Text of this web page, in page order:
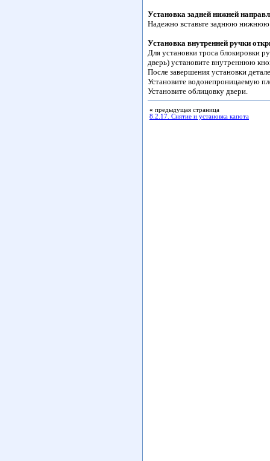
Установка задней нижней
Надежно вставьте заднюю
Установка внутренней ручки
Для установки троса блокировки
дверь) установите внутреннюю
После завершения установки
Установите водонепроницаемую
Установите облицовку двери.
« предыдущая страница
8.2.17. Снятие и установка капота